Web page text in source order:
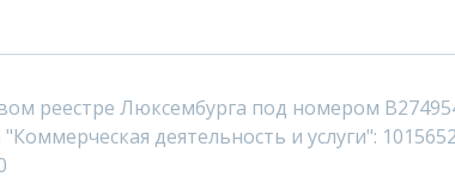
реестре Люксембурга под номером
деятельность и услуги":